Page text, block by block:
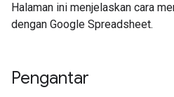
Halaman ini menjelaskan cara
dengan Google Spreadsheet.
Pengantar